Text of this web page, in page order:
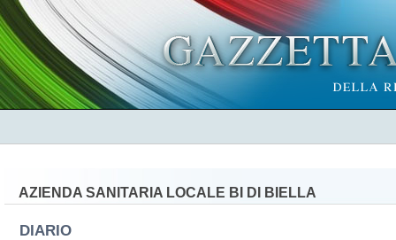
AZIENDA SANITARIA LOCALE BI DI BIELLA
DIARIO